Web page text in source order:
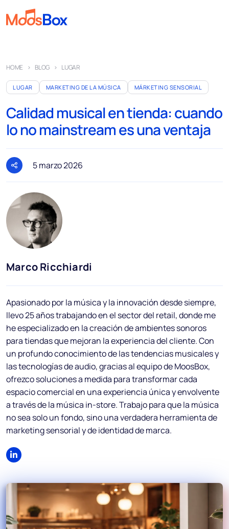
Playlist
Anuncios
Sectores
Precios
Sobre nosotros
Socios
Cómo funciona
Licencia
Blog
Podcast
ES
HOME BLOG LUGAR
LUGAR MARKETING DE LA MÚSICA MÁRKETING SENSORIAL
Calidad musical en tienda: cuando
lo no mainstream es una ventaja
5 marzo 2026
Marco Ricchiardi
Apasionado por la música y la innovación desde siempre,
llevo 25 años trabajando en el sector del retail, donde me
he especializado en la creación de ambientes sonoros
para tiendas que mejoran la experiencia del cliente. Con
un profundo conocimiento de las tendencias musicales y
las tecnologías de audio, gracias al equipo de MoosBox,
ofrezco soluciones a medida para transformar cada
espacio comercial en una experiencia única y envolvente
a través de la música in-store. Trabajo para que la música
no sea solo un fondo, sino una verdadera herramienta de
marketing sensorial y de identidad de marca.